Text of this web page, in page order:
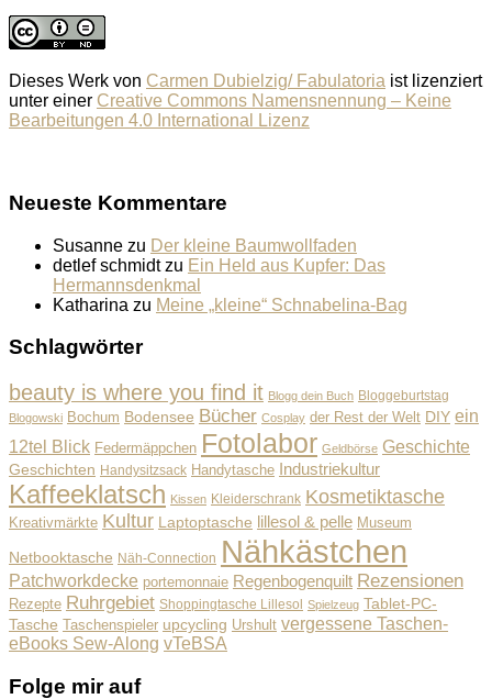
Dieses Werk von Carmen Dubielzig/ Fabulatoria ist lizenziert
unter einer Creative Commons Namensnennung – Keine
Bearbeitungen 4.0 International Lizenz
Neueste Kommentare
Susanne zu Der kleine Baumwollfaden
detlef schmidtzu Ein Held aus Kupfer: Das
Hermannsdenkmal
Katharina zu Meine „kleine“ Schnabelina-Bag
Schlagwörter
beauty is where you find it Blogg dein Buch Bloggeburtstag
Blogowski Bochum Bodensee Bücher Cosplay der Rest der Welt DIY ein
12tel Blick Federmäppchen Fotolabor Geldbörse Geschichte
Geschichten Handysitzsack Handytasche Industriekultur
Kaffeeklatsch Kissen Kleiderschrank Kosmetiktasche
Kreativmärkte Kultur Laptoptasche lillesol & pelle Museum
Netbooktasche Näh-Connection Nähkästchen
Patchworkdecke portemonnaie Regenbogenquilt Rezensionen
Rezepte Ruhrgebiet Shoppingtasche Lillesol Spielzeug Tablet-PC-
Tasche Taschenspieler upcycling Urshult vergessene Taschen-
eBooks Sew-Along vTeBSA
Folge mir auf